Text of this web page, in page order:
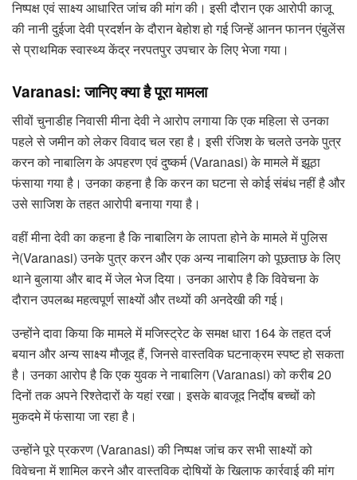
निष्पक्ष एवं साक्ष्य आधारित जांच की मांग की। इसी दौरान एक आरोपी काजू
की नानी दुईजा देवी प्रदर्शन के दौरान बेहोश हो गई जिन्हें आनन फानन एंबुलेंस
से प्राथमिक स्वास्थ्य केंद्र नरपतपुर उपचार के लिए भेजा गया।
Varanasi: जानिए क्या है पूरा मामला
सीवों चुनाडीह निवासी मीना देवी ने आरोप लगाया कि एक महिला से उनका
पहले से जमीन को लेकर विवाद चल रहा है। इसी रंजिश के चलते उनके पुत्र
करन को नाबालिग के अपहरण एवं दुष्कर्म (Varanasi) के मामले में झूठा
फंसाया गया है। उनका कहना है कि करन का घटना से कोई संबंध नहीं है और
उसे साजिश के तहत आरोपी बनाया गया है।
वहीं मीना देवी का कहना है कि नाबालिग के लापता होने के मामले में पुलिस
ने(Varanasi) उनके पुत्र करन और एक अन्य नाबालिग को पूछताछ के लिए
थाने बुलाया और बाद में जेल भेज दिया। उनका आरोप है कि विवेचना के
दौरान उपलब्ध महत्वपूर्ण साक्ष्यों और तथ्यों की अनदेखी की गई।
उन्होंने दावा किया कि मामले में मजिस्ट्रेट के समक्ष धारा 164 के तहत दर्ज
बयान और अन्य साक्ष्य मौजूद हैं, जिनसे वास्तविक घटनाक्रम स्पष्ट हो सकता
है। उनका आरोप है कि एक युवक ने नाबालिग (Varanasi) को करीब 20
दिनों तक अपने रिश्तेदारों के यहां रखा। इसके बावजूद निर्दोष बच्चों को
मुकदमे में फंसाया जा रहा है।
उन्होंने पूरे प्रकरण (Varanasi) की निष्पक्ष जांच कर सभी साक्ष्यों को
विवेचना में शामिल करने और वास्तविक दोषियों के खिलाफ कार्रवाई की मांग